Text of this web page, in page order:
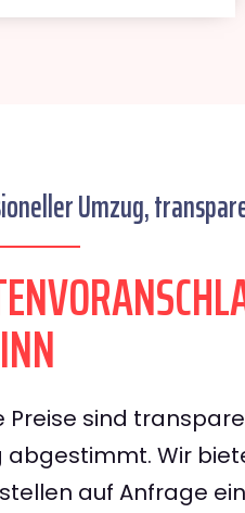
Umzug,
Preise sind
abgestimmt. Wir
auf Anfrage